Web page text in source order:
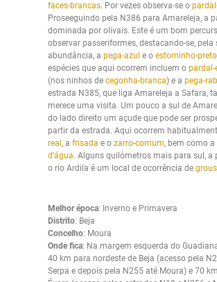
faces-brancas. Por vezes observa-se o
Proseeguindo pela N386 para Amareleja, a
dominada por olivais. Este é um bom
observar passeriformes, destacando-se, pela
abundância, a pega-azul e o estorninho-preto
espécies que aqui ocorrem incluem o pardal-
(nos ninhos de cegonha-branca) e a pega-
estrada N385, que liga Amareleja a Safara,
merece uma visita. Um pouco a sul de
do lado direito um açude que pode ser
partir da estrada. Aqui ocorrem
real , a frisada e o zarro-comum, bem como a
d’água. Alguns quilómetros mais para sul, a
o rio Ardila é um local de ocorrência de grous
Melhor época: Inverno e Primavera
Distrito: Beja
Concelho: Moura
Onde fica: Na margem esquerda do
40 km para nordeste de Beja (acesso pela
Serpa e depois pela N255 até Moura) e 70